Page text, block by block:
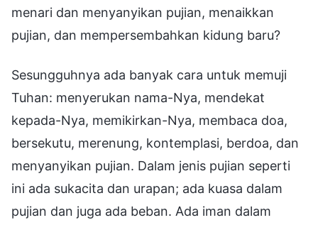
menari dan menyanyikan pujian, menaikkan
pujian, dan mempersembahkan kidung baru?
Sesungguhnya ada banyak cara untuk memuji
Tuhan: menyerukan nama-Nya, mendekat
kepada-Nya, memikirkan-Nya, membaca doa,
bersekutu, merenung, kontemplasi, berdoa, dan
menyanyikan pujian. Dalam jenis pujian seperti
ini ada sukacita dan urapan; ada kuasa dalam
pujian dan juga ada beban. Ada iman dalam